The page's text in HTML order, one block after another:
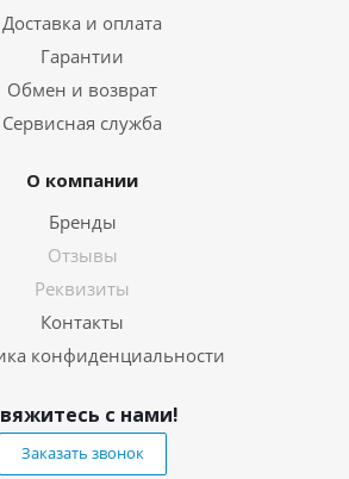
Доставка и оплата
Гарантии
Обмен и возврат
Сервисная служба
О компании
Бренды
Отзывы
Реквизиты
Контакты
конфиденциальности
с нами!
Заказать звонок